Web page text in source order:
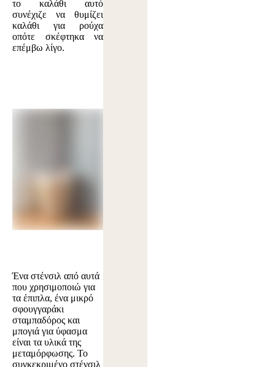
το καλάθι αυτό
συνέχιζε να θυμίζει
καλάθι για ρούχα
οπότε σκέφτηκα να
επέμβω λίγο.
Ένα στένσιλ από αυτά
που χρησιμοποιώ για
τα έπιπλα, ένα μικρό
σφουγγαράκι
σταμπαδόρος και
μπογιά για ύφασμα
είναι τα υλικά της
μεταμόρφωσης. Το
συγκεκριμένο στένσιλ